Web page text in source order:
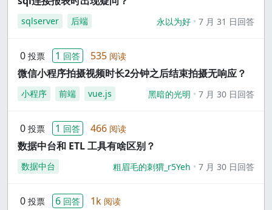
sqlserver 后端 永以为好 7 月 31 日回答
0 投票 1 回答 535 阅读
微信小程序拍摄视频时长2分钟之后结束拍摄无响应？
小程序 前端 vue.js 黑暗的光明 7 月 30 日回答
0 投票 1 回答 466 阅读
数据中台和 ETL 工具有啥区别？
数据中台 粗眉毛的刺猬_r5Yeh 7 月 30 日回答
0 投票 6 回答 1k 阅读